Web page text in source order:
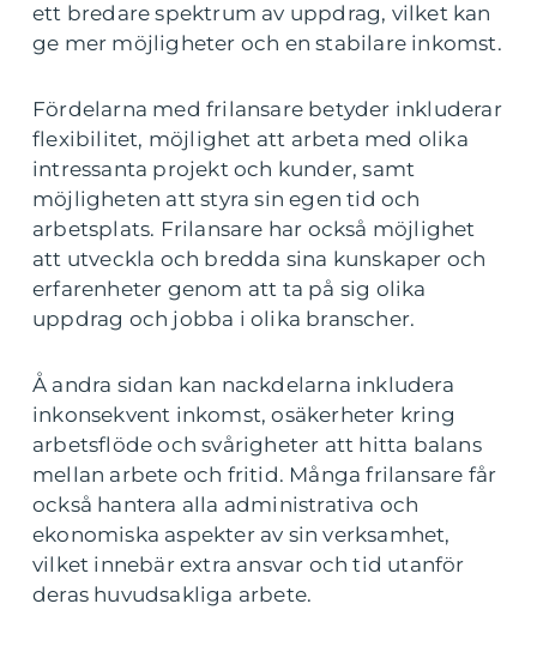
ett bredare spektrum av uppdrag, vilket kan
ge mer möjligheter och en stabilare inkomst.
Fördelarna med frilansare betyder inkluderar
flexibilitet, möjlighet att arbeta med olika
intressanta projekt och kunder, samt
möjligheten att styra sin egen tid och
arbetsplats. Frilansare har också möjlighet
att utveckla och bredda sina kunskaper och
erfarenheter genom att ta på sig olika
uppdrag och jobba i olika branscher.
Å andra sidan kan nackdelarna inkludera
inkonsekvent inkomst, osäkerheter kring
arbetsflöde och svårigheter att hitta balans
mellan arbete och fritid. Många frilansare får
också hantera alla administrativa och
ekonomiska aspekter av sin verksamhet,
vilket innebär extra ansvar och tid utanför
deras huvudsakliga arbete.